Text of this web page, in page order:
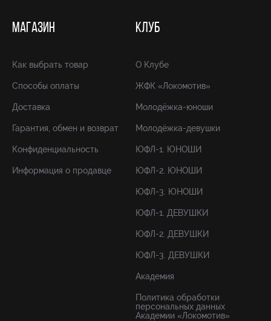
МАГАЗИН
Как выбрать товар
Способы оплаты
Доставка
Гарантия, обмен и возврат
Конфиденциальность
Информация о продавце
КЛУБ
О Клубе
ЖФК «Локомотив»
Молодёжка-юноши
Молодёжка-девушки
ЮФЛ-1. ЮНОШИ
ЮФЛ-2. ЮНОШИ
ЮФЛ-3. ЮНОШИ
ЮФЛ-1. ДЕВУШКИ
ЮФЛ-2. ДЕВУШКИ
ЮФЛ-3. ДЕВУШКИ
Академия
Политика обработки
персональных данных
Академии «Локомотив»